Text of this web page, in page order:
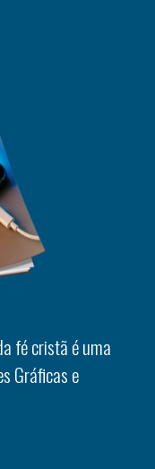
fé cristã é uma
Gráficas e